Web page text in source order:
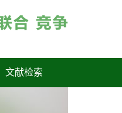
文献检索